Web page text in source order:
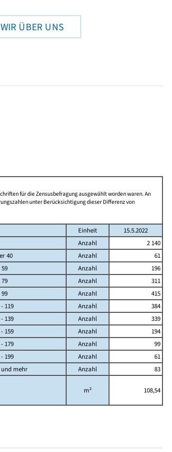
WIR ÜBER UNS
für die Zensusbefragung ausgewählt worden waren. An
unter Berücksichtigung dieser Differenz von
Einheit
15.5.2022
Anzahl
2 140
40 Anzahl
61
59
Anzahl
196
79
Anzahl
311
99
Anzahl
415
119
Anzahl
384
139
Anzahl
339
159
Anzahl
194
179
Anzahl
99
199
Anzahl
61
und mehr
Anzahl
83
m² 108,54